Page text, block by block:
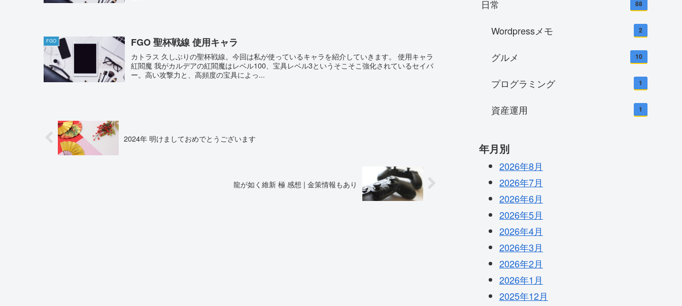
FGO FGO 聖杯戦線 使用キャラ
カトラス 久しぶりの聖杯戦線。今回は私が使っているキャラを紹介していきます。 使用キャラ
紅閻魔 我がカルデアの紅閻魔はレベル100、宝具レベル3というそこそこ強化されているセイバ
ー。高い攻撃力と、高頻度の宝具によっ...
2024年 明けましておめでとうございます
龍が如く維新 極 感想 | 金策情報もあり
日常 88
Wordpressメモ 2
グルメ 10
プログラミング 1
資産運用 1
年月別
2026年8月
2026年7月
2026年6月
2026年5月
2026年4月
2026年3月
2026年2月
2026年1月
2025年12月